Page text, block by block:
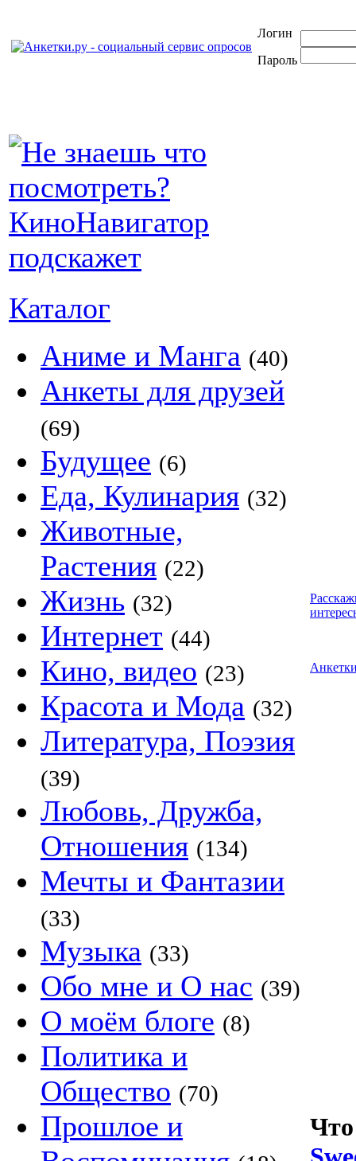
Логин
Пароль
Каталог
Аниме и Манга (40)
Анкеты для друзей
(69)
Будущее (6)
Еда, Кулинария (32)
Животные,
Растения (22)
Жизнь (32)
Интернет (44)
Кино, видео (23)
Красота и Мода (32)
Литература, Поэзия
(39)
Любовь, Дружба,
Отношения (134)
Мечты и Фантазии
(33)
Музыка (33)
Обо мне и О нас (39)
О моём блоге (8)
Политика и
Общество (70)
Прошлое и